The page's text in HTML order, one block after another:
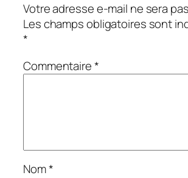
Votre adresse e-mail ne sera
Les champs obligatoires sont
*
Commentaire*
Nom*